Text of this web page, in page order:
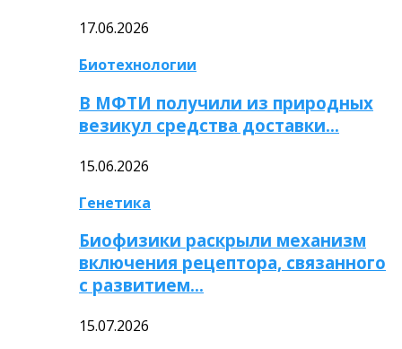
17.06.2026
Биотехнологии
В МФТИ получили из природных
везикул средства доставки…
15.06.2026
Генетика
Биофизики раскрыли механизм
включения рецептора, связанного
с развитием…
15.07.2026